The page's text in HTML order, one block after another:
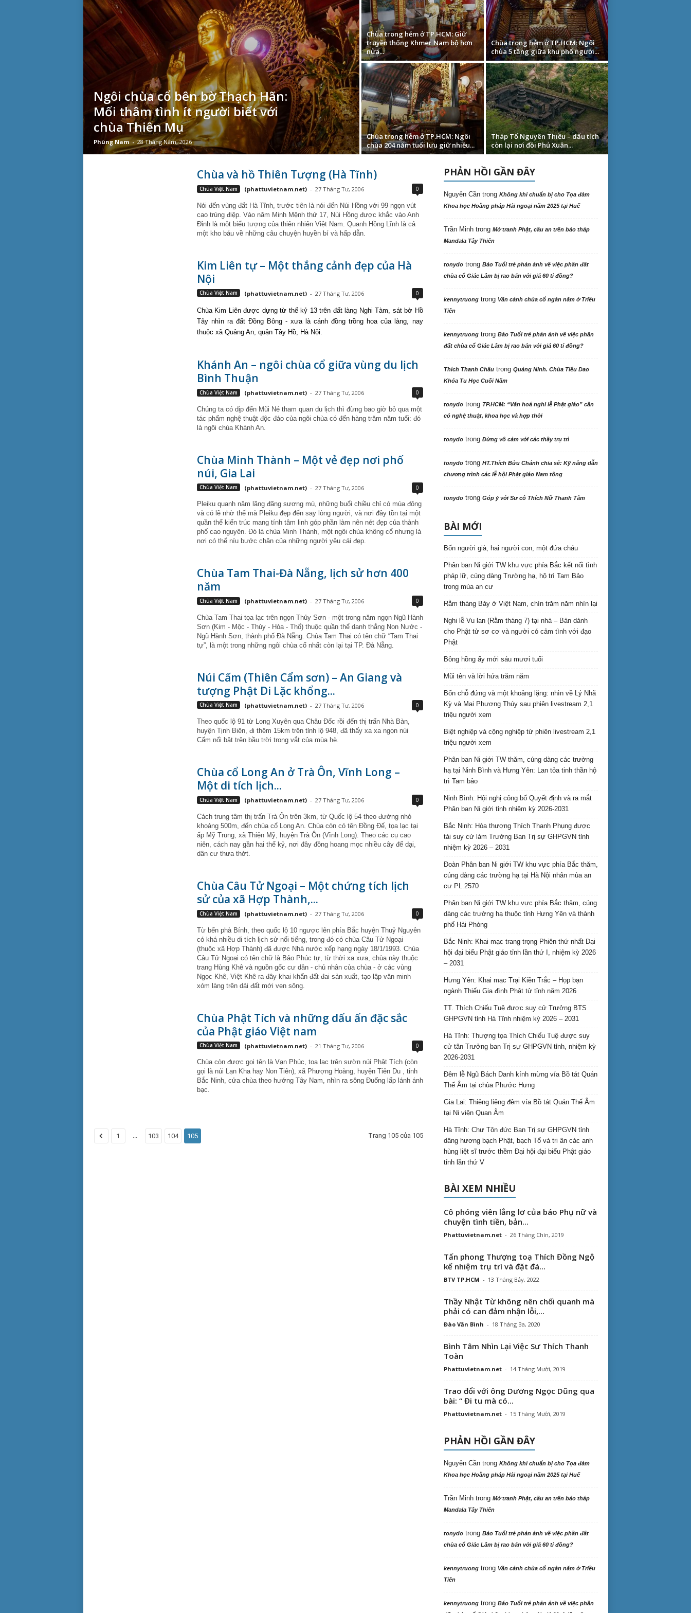
Ngôi chùa cổ bên bờ Thạch Hãn:
Mối thâm tình ít người biết với
chùa Thiên Mụ
Phùng Nam - 28 Tháng Năm, 2026
Chùa trong hẻm ở TP.HCM: Giữ
truyền thống Khmer Nam bộ hơn
nửa...
Chùa trong hẻm ở TP.HCM: Ngôi
chùa 5 tầng giữa khu phố người...
Chùa trong hẻm ở TP.HCM: Ngôi
chùa 204 năm tuổi lưu giữ nhiều...
Tháp Tổ Nguyên Thiều – dấu tích
còn lại nơi đồi Phú Xuân...
Chùa và hồ Thiên Tượng (Hà Tĩnh)
Chùa Việt Nam (phattuvietnam.net) - 27 Tháng Tư, 2006 0
Nói đến vùng đất Hà Tĩnh, trước tiên là nói đến Núi Hồng với 99 ngọn vút
cao trùng điệp. Vào năm Minh Mệnh thứ 17, Núi Hồng được khắc vào Anh
Ðỉnh là một biểu tượng của thiên nhiên Việt Nam. Quanh Hồng Lĩnh là cả
một kho báu về những câu chuyện huyền bí và hấp dẫn.
Kim Liên tự – Một thắng cảnh đẹp của Hà
Nội
Chùa Việt Nam (phattuvietnam.net) - 27 Tháng Tư, 2006 0
Chùa Kim Liên được dựng từ thế kỷ 13 trên đất làng Nghi Tàm, sát bờ Hồ
Tây nhìn ra đất Đồng Bông - xưa là cánh đồng trồng hoa của làng, nay
thuộc xã Quảng An, quận Tây Hồ, Hà Nội.
Khánh An – ngôi chùa cổ giữa vùng du lịch
Bình Thuận
Chùa Việt Nam (phattuvietnam.net) - 27 Tháng Tư, 2006 0
Chúng ta có dịp đến Mũi Né tham quan du lịch thì đừng bao giờ bỏ qua một
tác phẩm nghệ thuật độc đáo của ngôi chùa có đến hàng trăm năm tuổi: đó
là ngôi chùa Khánh An.
Chùa Minh Thành – Một vẻ đẹp nơi phố
núi, Gia Lai
Chùa Việt Nam (phattuvietnam.net) - 27 Tháng Tư, 2006 0
Pleiku quanh năm lãng đãng sương mù, những buổi chiều chỉ có mùa đông
và có lẽ nhờ thế mà Pleiku đẹp đến say lòng người, và nơi đây tồn tại một
quần thể kiến trúc mang tính tâm linh góp phần làm nên nét đẹp của thành
phố cao nguyên. Đó là chùa Minh Thành, một ngôi chùa không cổ nhưng là
nơi có thể níu bước chân của những người yêu cái đẹp.
Chùa Tam Thai-Đà Nẵng, lịch sử hơn 400
năm
Chùa Việt Nam (phattuvietnam.net) - 27 Tháng Tư, 2006 0
Chùa Tam Thai tọa lạc trên ngọn Thủy Sơn - một trong năm ngọn Ngũ Hành
Sơn (Kim - Mộc - Thủy - Hỏa - Thổ) thuộc quần thể danh thắng Non Nước -
Ngũ Hành Sơn, thành phố Đà Nẵng. Chùa Tam Thai có tên chữ “Tam Thai
tự”, là một trong những ngôi chùa cổ nhất còn lại tại TP. Đà Nẵng.
Núi Cấm (Thiên Cẩm sơn) – An Giang và
tượng Phật Di Lặc khổng...
Chùa Việt Nam (phattuvietnam.net) - 27 Tháng Tư, 2006 0
Theo quốc lộ 91 từ Long Xuyên qua Châu Đốc rồi đến thị trấn Nhà Bàn,
huyện Tịnh Biên, đi thêm 15km trên tỉnh lộ 948, đã thấy xa xa ngọn núi
Cấm nổi bật trên bầu trời trong vắt của mùa hè.
Chùa cổ Long An ở Trà Ôn, Vĩnh Long –
Một di tích lịch...
Chùa Việt Nam (phattuvietnam.net) - 27 Tháng Tư, 2006 0
Cách trung tâm thị trấn Trà Ôn trên 3km, từ Quốc lộ 54 theo đường nhỏ
khoảng 500m, đến chùa cổ Long An. Chùa còn có tên Đồng Đế, tọa lạc tại
ấp Mỹ Trung, xã Thiện Mỹ, huyện Trà Ôn (Vĩnh Long). Theo các cụ cao
niên, cách nay gần hai thế kỷ, nơi đây đồng hoang mọc nhiều cây đế dại,
dân cư thưa thớt.
Chùa Câu Tử Ngoại – Một chứng tích lịch
sử của xã Hợp Thành,...
Chùa Việt Nam (phattuvietnam.net) - 27 Tháng Tư, 2006 0
Từ bến phà Bính, theo quốc lộ 10 ngược lên phía Bắc huyện Thuỷ Nguyên
có khá nhiều di tích lịch sử nổi tiếng, trong đó có chùa Câu Tử Ngoại
(thuộc xã Hợp Thành) đã được Nhà nước xếp hạng ngày 18/1/1993. Chùa
Câu Tử Ngoại có tên chữ là Bảo Phúc tự, từ thời xa xưa, chùa này thuộc
trang Hùng Khê và nguồn gốc cư dân - chủ nhân của chùa - ở các vùng
Ngọc Khê, Việt Khê ra đây khai khẩn đất đai sản xuất, tạo lập văn minh
xóm làng trên dải đất mới ven sông.
Chùa Phật Tích và những dấu ấn đặc sắc
của Phật giáo Việt nam
Chùa Việt Nam (phattuvietnam.net) - 21 Tháng Tư, 2006 0
Chùa còn đ­­ược gọi tên là Vạn Phúc, toạ lạc trên s­ườn núi Phật Tích (còn
gọi là núi Lạn Kha hay Non Tiên), xã Phượng Hoàng, huyện Tiên Du , tỉnh
Bắc Ninh, cửa chùa theo hướng Tây Nam, nhìn ra sông Đuống lấp lánh ánh
bạc.
1 ... 103 104 105 Trang 105 của 105
PHẢN HỒI GẦN ĐÂY
Nguyên Cầntrong Không khí chuẩn bị cho Tọa đàm
Khoa học Hoằng pháp Hải ngoại năm 2025 tại Huế
Trần Minhtrong Mở tranh Phật, cầu an trên bảo tháp
Mandala Tây Thiên
tonydotrong Báo Tuổi trẻ phản ảnh về việc phần đất
chùa cổ Giác Lâm bị rao bán với giá 60 tỉ đồng?
kennytruongtrong Vãn cảnh chùa cổ ngàn năm ở Triều
Tiên
kennytruongtrong Báo Tuổi trẻ phản ảnh về việc phần
đất chùa cổ Giác Lâm bị rao bán với giá 60 tỉ đồng?
Thích Thanh Châutrong Quảng Ninh. Chùa Tiêu Dao
Khóa Tu Học Cuối Năm
tonydotrong TP.HCM: “Văn hoá nghi lễ Phật giáo” cần
có nghệ thuật, khoa học và hợp thời
tonydotrong Đừng vô cảm với các thầy trụ trì
tonydotrong HT.Thích Bửu Chánh chia sẻ: Kỹ năng dẫn
chương trình các lễ hội Phật giáo Nam tông
tonydotrong Góp ý với Sư cô Thích Nữ Thanh Tâm
BÀI MỚI
Bốn người già, hai người con, một đứa cháu
Phân ban Ni giới TW khu vực phía Bắc kết nối tình
pháp lữ, cúng dàng Trường hạ, hộ trì Tam Bảo
trong mùa an cư
Rằm tháng Bảy ở Việt Nam, chín trăm năm nhìn lại
Nghi lễ Vu lan (Rằm tháng 7) tại nhà – Bản dành
cho Phật tử sơ cơ và người có cảm tình với đạo
Phật
Bông hồng ấy mới sáu mươi tuổi
Mũi tên và lời hứa trăm năm
Bốn chỗ đứng và một khoảng lặng: nhìn về Lý Nhã
Kỳ và Mai Phương Thúy sau phiên livestream 2,1
triệu người xem
Biệt nghiệp và cộng nghiệp từ phiên livestream 2,1
triệu người xem
Phân ban Ni giới TW thăm, cúng dàng các trường
hạ tại Ninh Bình và Hưng Yên: Lan tỏa tinh thần hộ
trì Tam bảo
Ninh Bình: Hội nghị công bố Quyết định và ra mắt
Phân ban Ni giới tỉnh nhiệm kỳ 2026-2031
Bắc Ninh: Hòa thượng Thích Thanh Phụng được
tái suy cử làm Trưởng Ban Trị sự GHPGVN tỉnh
nhiệm kỳ 2026 – 2031
Đoàn Phân ban Ni giới TW khu vực phía Bắc thăm,
cúng dàng các trường hạ tại Hà Nội nhân mùa an
cư PL.2570
Phân ban Ni giới TW khu vực phía Bắc thăm, cúng
dàng các trường hạ thuộc tỉnh Hưng Yên và thành
phố Hải Phòng
Bắc Ninh: Khai mạc trang trọng Phiên thứ nhất Đại
hội đại biểu Phật giáo tỉnh lần thứ I, nhiệm kỳ 2026
– 2031
Hưng Yên: Khai mạc Trại Kiền Trắc – Họp bạn
ngành Thiếu Gia đình Phật tử tỉnh năm 2026
TT. Thích Chiếu Tuệ được suy cử Trưởng BTS
GHPGVN tỉnh Hà Tĩnh nhiệm kỳ 2026 – 2031
Hà Tĩnh: Thượng tọa Thích Chiếu Tuệ được suy
cử tân Trưởng ban Trị sự GHPGVN tỉnh, nhiệm kỳ
2026-2031
Đêm lễ Ngũ Bách Danh kính mừng vía Bồ tát Quán
Thế Âm tại chùa Phước Hưng
Gia Lai: Thiêng liêng đêm vía Bồ tát Quán Thế Âm
tại Ni viện Quan Âm
Hà Tĩnh: Chư Tôn đức Ban Trị sự GHPGVN tỉnh
dâng hương bạch Phật, bạch Tổ và tri ân các anh
hùng liệt sĩ trước thềm Đại hội đại biểu Phật giáo
tỉnh lần thứ V
BÀI XEM NHIỀU
Cô phóng viên lẳng lơ của báo Phụ nữ và
chuyện tình tiền, bản...
Phattuvietnam.net - 26 Tháng Chín, 2019
Tấn phong Thượng toạ Thích Đồng Ngộ
kế nhiệm trụ trì và đặt đá...
BTV TP.HCM - 13 Tháng Bảy, 2022
Thầy Nhật Từ không nên chối quanh mà
phải có can đảm nhận lỗi,...
Đào Văn Bình - 18 Tháng Ba, 2020
Bình Tâm Nhìn Lại Việc Sư Thích Thanh
Toàn
Phattuvietnam.net - 14 Tháng Mười, 2019
Trao đổi với ông Dương Ngọc Dũng qua
bài: “ Đi tu mà có...
Phattuvietnam.net - 15 Tháng Mười, 2019
PHẢN HỒI GẦN ĐÂY
Nguyên Cầntrong Không khí chuẩn bị cho Tọa đàm
Khoa học Hoằng pháp Hải ngoại năm 2025 tại Huế
Trần Minhtrong Mở tranh Phật, cầu an trên bảo tháp
Mandala Tây Thiên
tonydotrong Báo Tuổi trẻ phản ảnh về việc phần đất
chùa cổ Giác Lâm bị rao bán với giá 60 tỉ đồng?
kennytruongtrong Vãn cảnh chùa cổ ngàn năm ở Triều
Tiên
kennytruongtrong Báo Tuổi trẻ phản ảnh về việc phần